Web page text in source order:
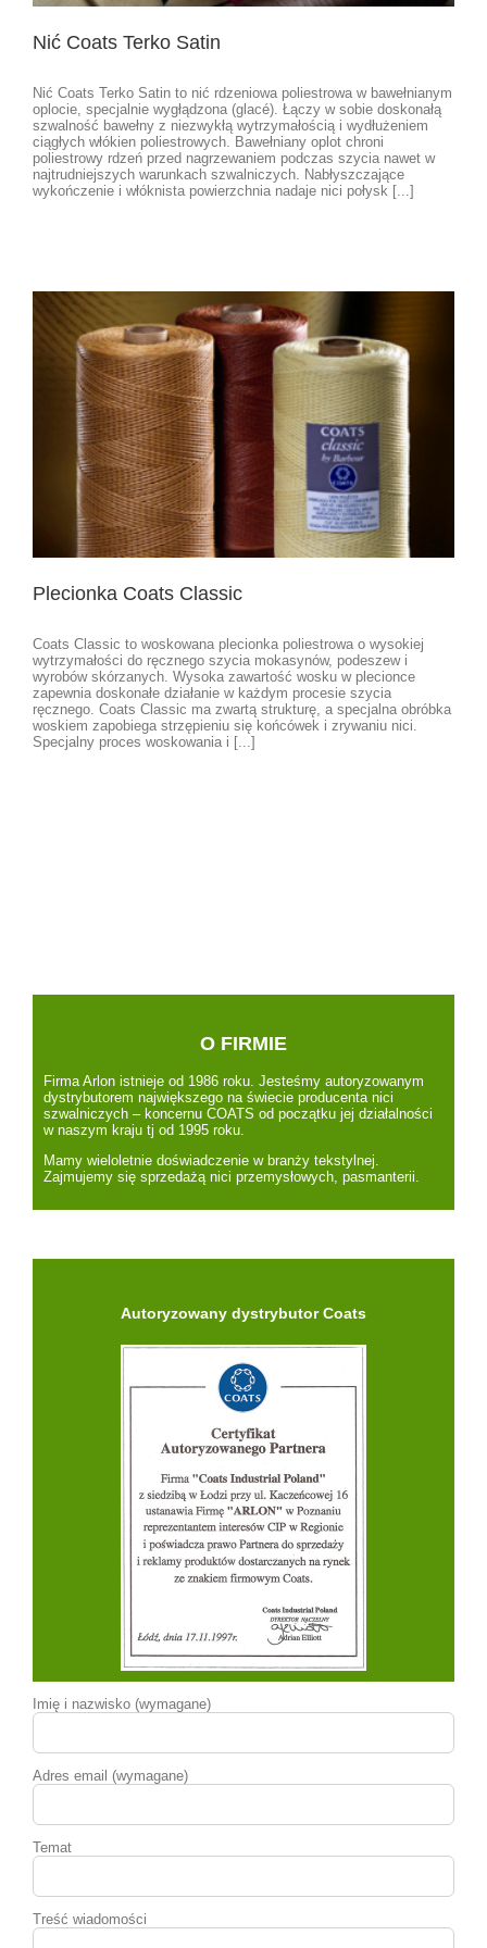
Nić Coats Terko Satin
Nić Coats Terko Satin to nić rdzeniowa poliestrowa w bawełnianym
oplocie, specjalnie wygłądzona (glacé). Łączy w sobie doskonałą
szwalność bawełny z niezwykłą wytrzymałością i wydłużeniem
ciągłych włókien poliestrowych. Bawełniany oplot chroni
poliestrowy rdzeń przed nagrzewaniem podczas szycia nawet w
najtrudniejszych warunkach szwalniczych. Nabłyszczające
wykończenie i włóknista powierzchnia nadaje nici połysk [...]
Plecionka Coats Classic
Coats Classic to woskowana plecionka poliestrowa o wysokiej
wytrzymałości do ręcznego szycia mokasynów, podeszew i
wyrobów skórzanych. Wysoka zawartość wosku w plecionce
zapewnia doskonałe działanie w każdym procesie szycia
ręcznego. Coats Classic ma zwartą strukturę, a specjalna obróbka
woskiem zapobiega strzępieniu się końcówek i zrywaniu nici.
Specjalny proces woskowania i [...]
O FIRMIE
Firma Arlon istnieje od 1986 roku. Jesteśmy autoryzowanym
dystrybutorem największego na świecie producenta nici
szwalniczych – koncernu COATS od początku jej działalności
w naszym kraju tj od 1995 roku.
Mamy wieloletnie doświadczenie w branży tekstylnej.
Zajmujemy się sprzedażą nici przemysłowych, pasmanterii.
Autoryzowany dystrybutor Coats
Imię i nazwisko (wymagane)
Adres email (wymagane)
Temat
Treść wiadomości